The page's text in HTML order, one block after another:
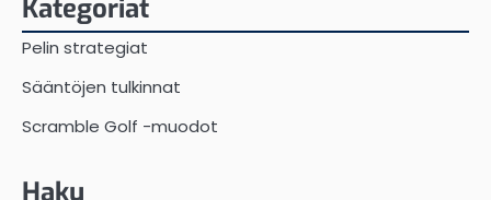
Kategoriat
Pelin strategiat
Sääntöjen tulkinnat
Scramble Golf -muodot
Haku